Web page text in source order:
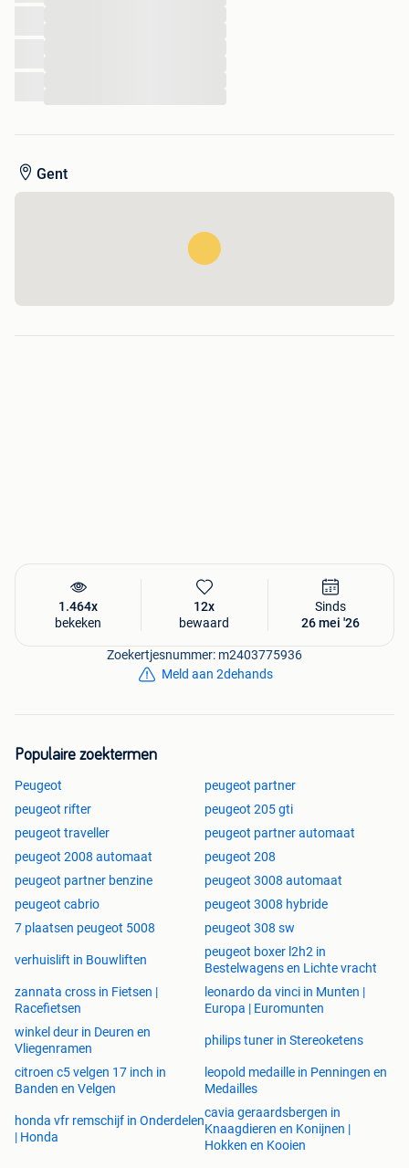
Gent
1.464x
bekeken
12x
bewaard
Sinds
26 mei '26
Zoekertjesnummer: m2403775936
Meld aan 2dehands
Populaire zoektermen
Peugeot
peugeot partner
peugeot rifter
peugeot 205 gti
peugeot traveller
peugeot partner automaat
peugeot 2008 automaat
peugeot 208
peugeot partner benzine
peugeot 3008 automaat
peugeot cabrio
peugeot 3008 hybride
7 plaatsen peugeot 5008
peugeot 308 sw
verhuislift in Bouwliften
peugeot boxer l2h2 in
Bestelwagens en Lichte vracht
zannata cross in Fietsen |
Racefietsen
leonardo da vinci in Munten |
Europa | Euromunten
winkel deur in Deuren en
Vliegenramen
philips tuner in Stereoketens
citroen c5 velgen 17 inch in
Banden en Velgen
leopold medaille in Penningen en
Medailles
honda vfr remschijf in Onderdelen
| Honda
cavia geraardsbergen in
Knaagdieren en Konijnen |
Hokken en Kooien